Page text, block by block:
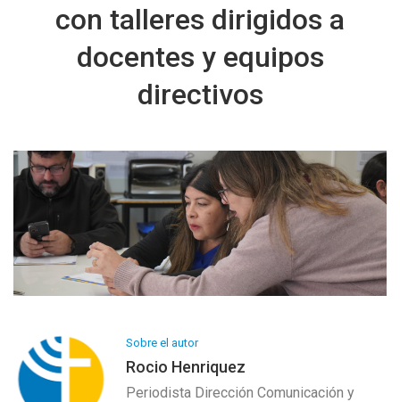
con talleres dirigidos a
docentes y equipos
directivos
Sobre el autor
Rocio Henriquez
Periodista Dirección Comunicación y